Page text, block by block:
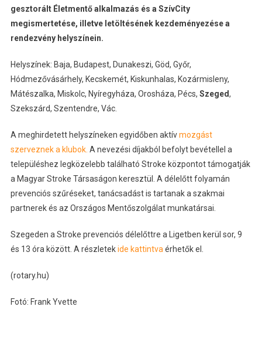
gesztorált Életmentő alkalmazás és a SzívCity
megismertetése, illetve letöltésének kezdeményezése a
rendezvény helyszínein.
Helyszínek: Baja, Budapest, Dunakeszi, Göd, Győr,
Hódmezővásárhely, Kecskemét, Kiskunhalas, Kozármisleny,
Mátészalka, Miskolc, Nyíregyháza, Orosháza, Pécs, Szeged,
Szekszárd, Szentendre, Vác.
A meghirdetett helyszíneken egyidőben aktívmozgást
szerveznek a klubok. A nevezési díjakból befolyt bevétellel a
településhez legközelebb található Stroke központot támogatják
a Magyar Stroke Társaságon keresztül. A délelőtt folyamán
prevenciós szűréseket, tanácsadást is tartanak a szakmai
partnerek és az Országos Mentőszolgálat munkatársai.
Szegeden a Stroke prevenciós délelőttre a Ligetben kerül sor, 9
és 13 óra között. A részletekide kattintvaérhetők el.
(rotary.hu)
Fotó: Frank Yvette